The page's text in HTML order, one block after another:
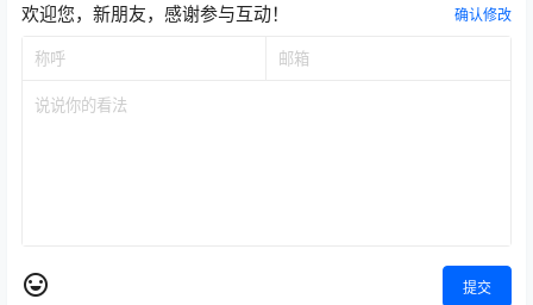
欢迎您，新朋友，感谢参与互动！ 确认修改
提交